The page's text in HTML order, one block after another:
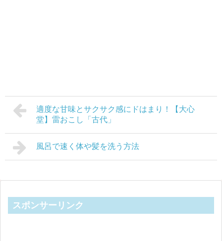
適度な甘味とサクサク感にドはまり！【大心
堂】雷おこし「古代」
風呂で速く体や髪を洗う方法
スポンサーリンク